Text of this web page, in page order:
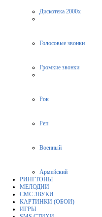
Дискотека 2000х
Голосовые звонки
Громкие звонки
Рок
Реп
Военный
Армейский
РИНГТОНЫ
МЕЛОДИИ
СМС ЗВУКИ
КАРТИНКИ (ОБОИ)
ИГРЫ